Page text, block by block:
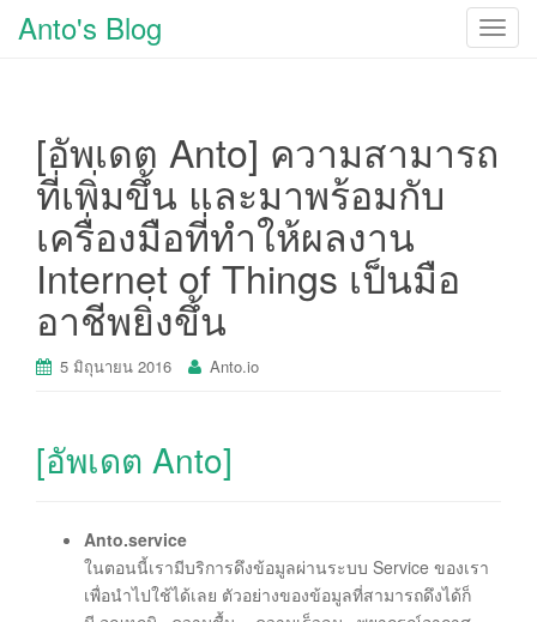
T
l
e
Anto's Blog
[อัพเดต Anto] ความสามารถ
ที่เพิ่มขึ้น และมาพร้อมกับ
เครื่องมือที่ทำให้ผลงาน
Internet of Things เป็นมือ
อาชีพยิ่งขึ้น
5 มิถุนายน 2016 Anto.io
[อัพเดต Anto]
Anto.service
ในตอนนี้เรามีบริการดึงข้อมูลผ่านระบบ Service ของเรา
เพื่อนำไปใช้ได้เลย ตัวอย่างของข้อมูลที่สามารถดึงได้ก็